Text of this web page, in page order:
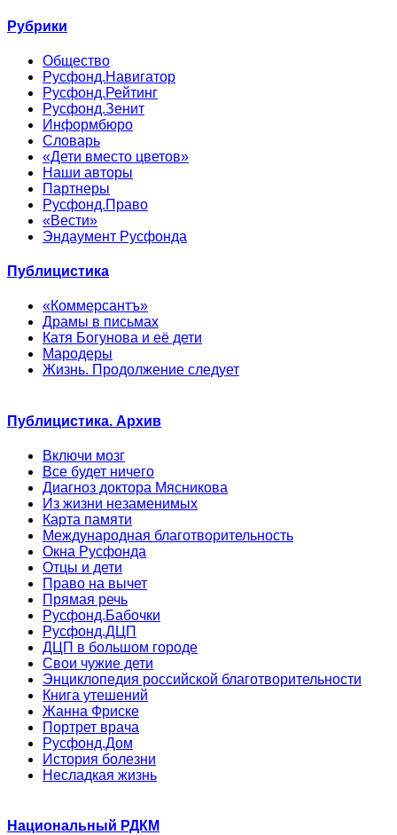
Рубрики
Общество
Русфонд.Навигатор
Русфонд.Рейтинг
Русфонд.Зенит
Информбюро
Словарь
«Дети вместо цветов»
Наши авторы
Партнеры
Русфонд.Право
«Вести»
Эндаумент Русфонда
Публицистика
«Коммерсантъ»
Драмы в письмах
Катя Богунова и её дети
Мародеры
Жизнь. Продолжение следует
Публицистика. Архив
Включи мозг
Все будет ничего
Диагноз доктора Мясникова
Из жизни незаменимых
Карта памяти
Международная благотворительность
Окна Русфонда
Отцы и дети
Право на вычет
Прямая речь
Русфонд.Бабочки
Русфонд.ДЦП
ДЦП в большом городе
Свои чужие дети
Энциклопедия российской благотворительности
Книга утешений
Жанна Фриске
Портрет врача
Русфонд.Дом
История болезни
Несладкая жизнь
Национальный РДКМ